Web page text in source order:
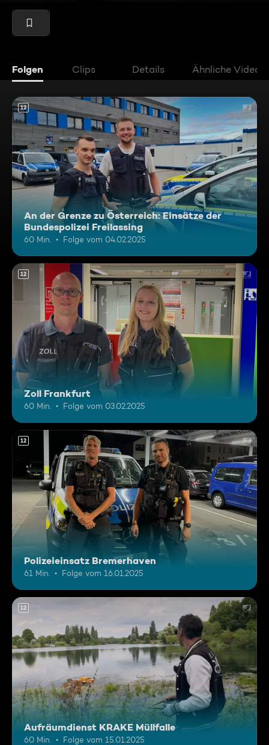
Folgen Clips Details Ähnliche Videos
12
An der Grenze zu Österreich: Einsätze der
Bundespolizei Freilassing
60 Min. Folge vom 04.02.2025
12
Zoll Frankfurt
60 Min. Folge vom 03.02.2025
12
Polizeieinsatz Bremerhaven
61 Min. Folge vom 16.01.2025
12
Aufräumdienst KRAKE Müllfalle
60 Min. Folge vom 15.01.2025